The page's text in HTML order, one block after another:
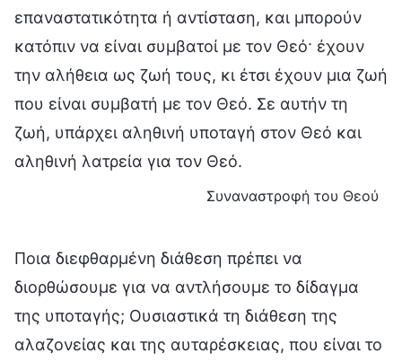
επαναστατικότητα ή αντίσταση, και μπορούν
κατόπιν να είναι συμβατοί με τον Θεό· έχουν
την αλήθεια ως ζωή τους, κι έτσι έχουν μια ζωή
που είναι συμβατή με τον Θεό. Σε αυτήν τη
ζωή, υπάρχει αληθινή υποταγή στον Θεό και
αληθινή λατρεία για τον Θεό.
Συναναστροφή του Θεού
Ποια διεφθαρμένη διάθεση πρέπει να
διορθώσουμε για να αντλήσουμε το δίδαγμα
της υποταγής; Ουσιαστικά τη διάθεση της
αλαζονείας και της αυταρέσκειας, που είναι το